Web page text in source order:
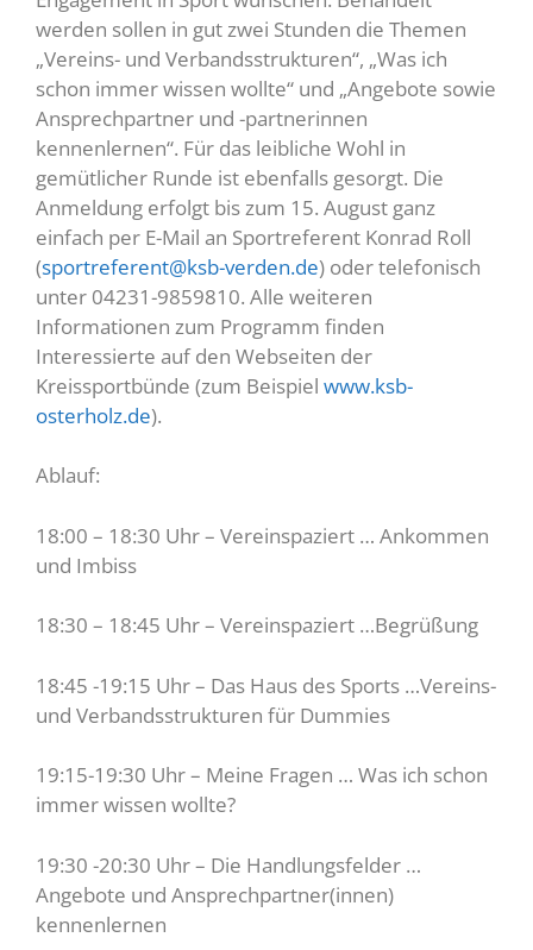
werden sollen in gut zwei Stunden die Themen
„Vereins- und Verbandsstrukturen“, „Was ich
schon immer wissen wollte“ und „Angebote sowie
Ansprechpartner und -partnerinnen
kennenlernen“. Für das leibliche Wohl in
gemütlicher Runde ist ebenfalls gesorgt. Die
Anmeldung erfolgt bis zum 15. August ganz
einfach per E-Mail an Sportreferent Konrad Roll
(sportreferent@ksb-verden.de) oder telefonisch
unter 04231-9859810. Alle weiteren
Informationen zum Programm finden
Interessierte auf den Webseiten der
Kreissportbünde (zum Beispiel www.ksb-
osterholz.de).
Ablauf:
18:00 – 18:30 Uhr – Vereinspaziert … Ankommen
und Imbiss
18:30 – 18:45 Uhr – Vereinspaziert …Begrüßung
18:45 -19:15 Uhr – Das Haus des Sports …Vereins-
und Verbandsstrukturen für Dummies
19:15-19:30 Uhr – Meine Fragen … Was ich schon
immer wissen wollte?
19:30 -20:30 Uhr – Die Handlungsfelder …
Angebote und Ansprechpartner(innen)
kennenlernen